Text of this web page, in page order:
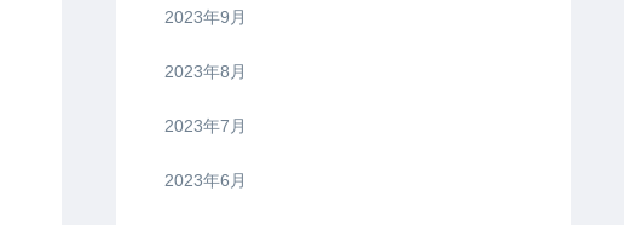
2023年9月
2023年8月
2023年7月
2023年6月